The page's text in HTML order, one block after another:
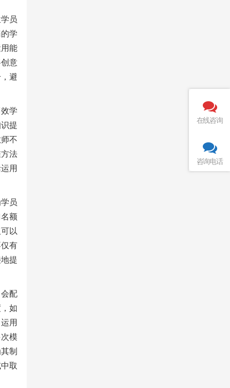
员
学
能
意
避
学
提
不
法
用
员
额
以
有
提
配
如
用
模
制
取
在线咨询
咨询电话